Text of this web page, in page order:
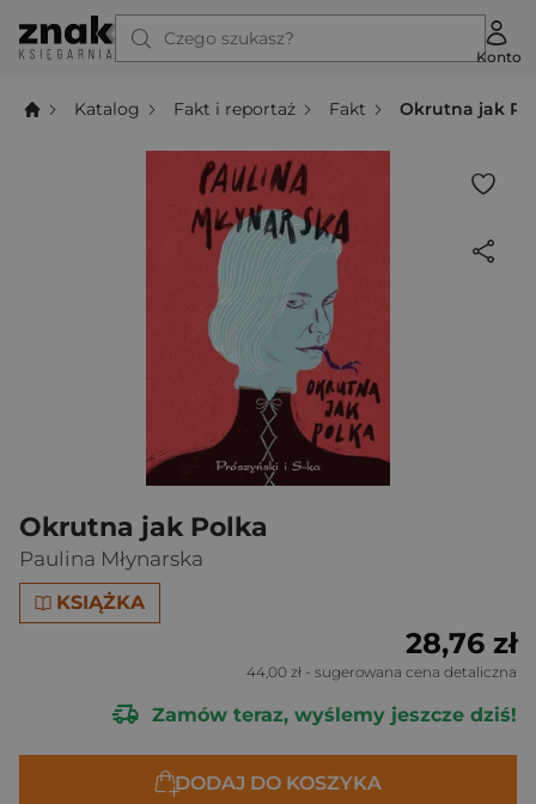
Czego szukasz?
Konto
Katalog Fakt i reportaż Fakt Okrutna jak
Okrutna jak Polka
Paulina Młynarska
KSIĄŻKA
28,76 zł
44,00 zł - sugerowana cena detaliczna
Zamów teraz, wyślemy jeszcze dziś!
DODAJ DO KOSZYKA